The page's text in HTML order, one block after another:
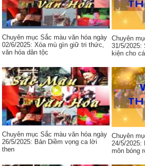
Chuyên mục Sắc màu văn hóa ngày
02/6/2025: Xóa mù gìn giữ tri thức,
văn hóa dân tộc
Chuyên
31/5/2025:
kiện cho
Chuyên mục Sắc màu văn hóa ngày
26/5/2025: Bản Diềm vọng ca lời
then
Chuyên
24/5/
môn bóng